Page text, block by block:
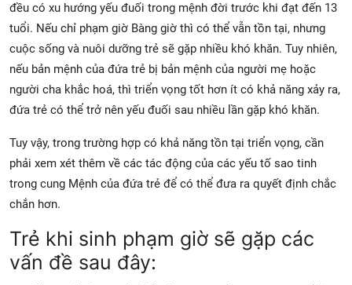
đều có xu hướng yếu đuối trong mệnh đời trước khi đạt đến 13
tuổi. Nếu chỉ phạm giờ Bàng giờ thì có thể vẫn tồn tại, nhưng
cuộc sống và nuôi dưỡng trẻ sẽ gặp nhiều khó khăn. Tuy nhiên,
nếu bản mệnh của đứa trẻ bị bản mệnh của người mẹ hoặc
người cha khắc hoá, thì triển vọng tốt hơn ít có khả năng xảy ra,
đứa trẻ có thể trở nên yếu đuối sau nhiều lần gặp khó khăn.
Tuy vậy, trong trường hợp có khả năng tồn tại triển vọng, cần
phải xem xét thêm về các tác động của các yếu tố sao tinh
trong cung Mệnh của đứa trẻ để có thể đưa ra quyết định chắc
chắn hơn.
Trẻ khi sinh phạm giờ sẽ gặp các
vấn đề sau đây: